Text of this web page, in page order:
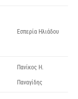
Εσπερία Ηλιάδου
Πανίκος Η.
Παναγίδης